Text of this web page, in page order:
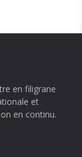
en filigrane
et
en continu.